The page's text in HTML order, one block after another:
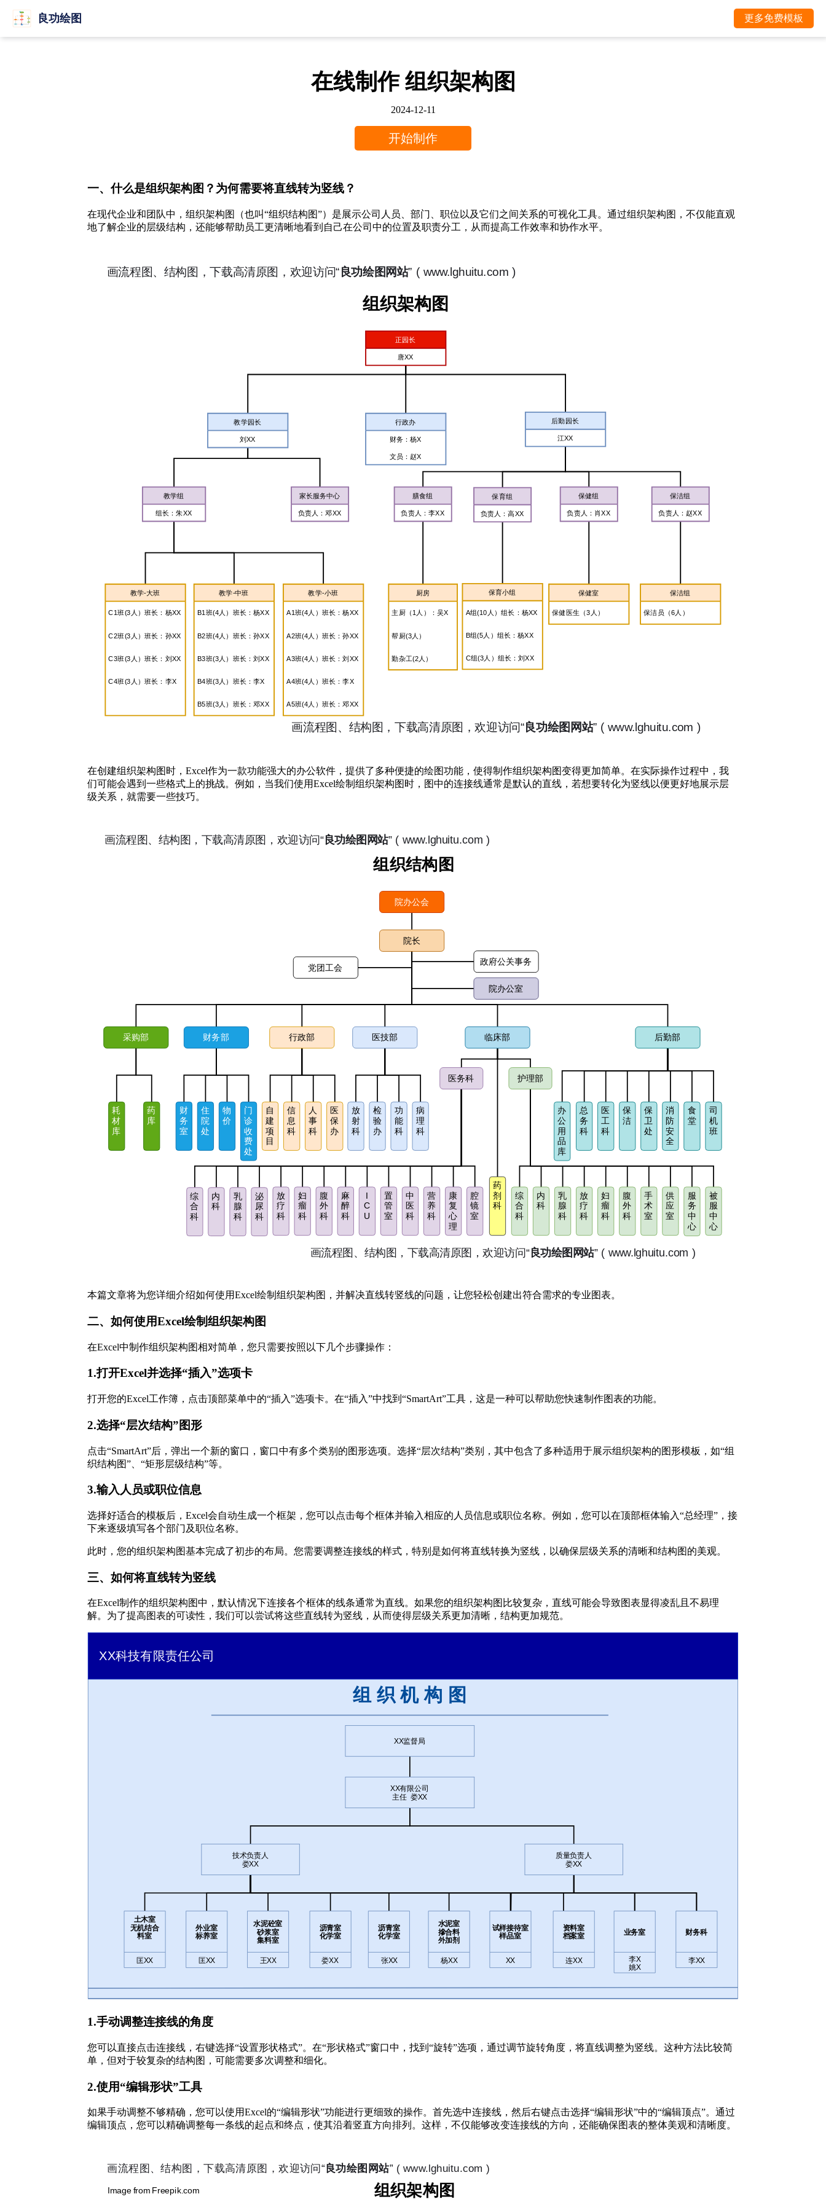
良功绘图 更多免费模板
在线制作 组织架构图
2024-12-11
开始制作
一、什么是组织架构图？为何需要将直线转为竖线？
在现代企业和团队中，组织架构图（也叫“组织结构图”）是展示公司人员、部门、职位以及它们之间关系的可视化工具。通过组织架构图，不仅能直观
地了解企业的层级结构，还能够帮助员工更清晰地看到自己在公司中的位置及职责分工，从而提高工作效率和协作水平。
在创建组织架构图时，Excel作为一款功能强大的办公软件，提供了多种便捷的绘图功能，使得制作组织架构图变得更加简单。在实际操作过程中，我
们可能会遇到一些格式上的挑战。例如，当我们使用Excel绘制组织架构图时，图中的连接线通常是默认的直线，若想要转化为竖线以便更好地展示层
级关系，就需要一些技巧。
本篇文章将为您详细介绍如何使用Excel绘制组织架构图，并解决直线转竖线的问题，让您轻松创建出符合需求的专业图表。
二、如何使用Excel绘制组织架构图
在Excel中制作组织架构图相对简单，您只需要按照以下几个步骤操作：
1.打开Excel并选择“插入”选项卡
打开您的Excel工作簿，点击顶部菜单中的“插入”选项卡。在“插入”中找到“SmartArt”工具，这是一种可以帮助您快速制作图表的功能。
2.选择“层次结构”图形
点击“SmartArt”后，弹出一个新的窗口，窗口中有多个类别的图形选项。选择“层次结构”类别，其中包含了多种适用于展示组织架构的图形模板，如“组
织结构图”、“矩形层级结构”等。
3.输入人员或职位信息
选择好适合的模板后，Excel会自动生成一个框架，您可以点击每个框体并输入相应的人员信息或职位名称。例如，您可以在顶部框体输入“总经理”，接
下来逐级填写各个部门及职位名称。
此时，您的组织架构图基本完成了初步的布局。您需要调整连接线的样式，特别是如何将直线转换为竖线，以确保层级关系的清晰和结构图的美观。
三、如何将直线转为竖线
在Excel制作的组织架构图中，默认情况下连接各个框体的线条通常为直线。如果您的组织架构图比较复杂，直线可能会导致图表显得凌乱且不易理
解。为了提高图表的可读性，我们可以尝试将这些直线转为竖线，从而使得层级关系更加清晰，结构更加规范。
1.手动调整连接线的角度
您可以直接点击连接线，右键选择“设置形状格式”。在“形状格式”窗口中，找到“旋转”选项，通过调节旋转角度，将直线调整为竖线。这种方法比较简
单，但对于较复杂的结构图，可能需要多次调整和细化。
2.使用“编辑形状”工具
如果手动调整不够精确，您可以使用Excel的“编辑形状”功能进行更细致的操作。首先选中连接线，然后右键点击选择“编辑形状”中的“编辑顶点”。通过
编辑顶点，您可以精确调整每一条线的起点和终点，使其沿着竖直方向排列。这样，不仅能够改变连接线的方向，还能确保图表的整体美观和清晰度。